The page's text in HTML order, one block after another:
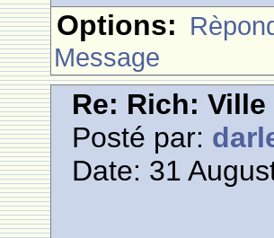
Options:
Message
Re: Rich:
Posté par:
Date: 31